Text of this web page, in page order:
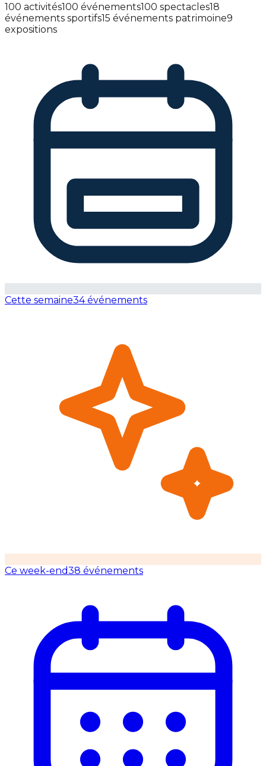
100 activités100 événements100 spectacles18
événements sportifs15 événements patrimoine9
expositions
Cette semaine34 événements
Ce week-end38 événements